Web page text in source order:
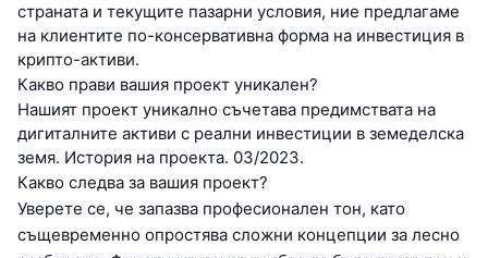
страната и текущите пазарни условия, ние предлагаме
на клиентите по-консервативна форма на инвестиция в
крипто-активи.
Какво прави вашия проект уникален?
Нашият проект уникално съчетава предимствата на
дигиталните активи с реални инвестиции в земеделска
земя. История на проекта. 03/2023.
Какво следва за вашия проект?
Уверете се, че запазва професионален тон, като
същевременно опростява сложни концепции за лесно